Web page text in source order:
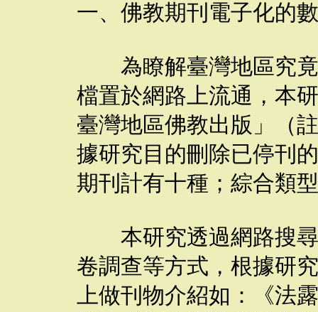
一、佛教期刊電子化的
為瞭解臺灣地區究竟
檔置於網路上流通，本
臺灣地區佛教出版」（
據研究目的刪除已停刊
期刊計有十種；綜合類
本研究透過網路搜尋
卷調查等方式，根據研
上做刊物介紹如：《法